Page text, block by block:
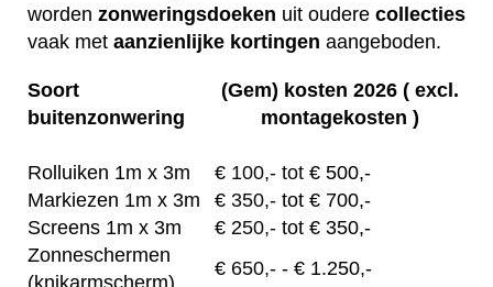
worden zonweringsdoeken uit oudere collecties
vaak met aanzienlijke kortingen aangeboden.
Soort
buitenzonwering
(Gem) kosten 2026 ( excl.
montagekosten )
Rolluiken 1m x 3m € 100,- tot € 500,-
Markiezen 1m x 3m
€ 350,- tot € 700,-
Screens 1m x 3m
€ 250,- tot € 350,-
Zonneschermen
€ 650,- - € 1.250,-